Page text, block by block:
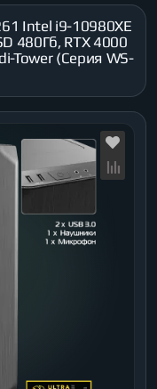
Intel i9-10980XE
480Гб, RTX 4000
Tower (Серия WS-